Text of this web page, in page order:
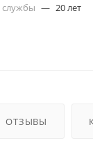
службы — 20 лет
ОТЗЫВЫ